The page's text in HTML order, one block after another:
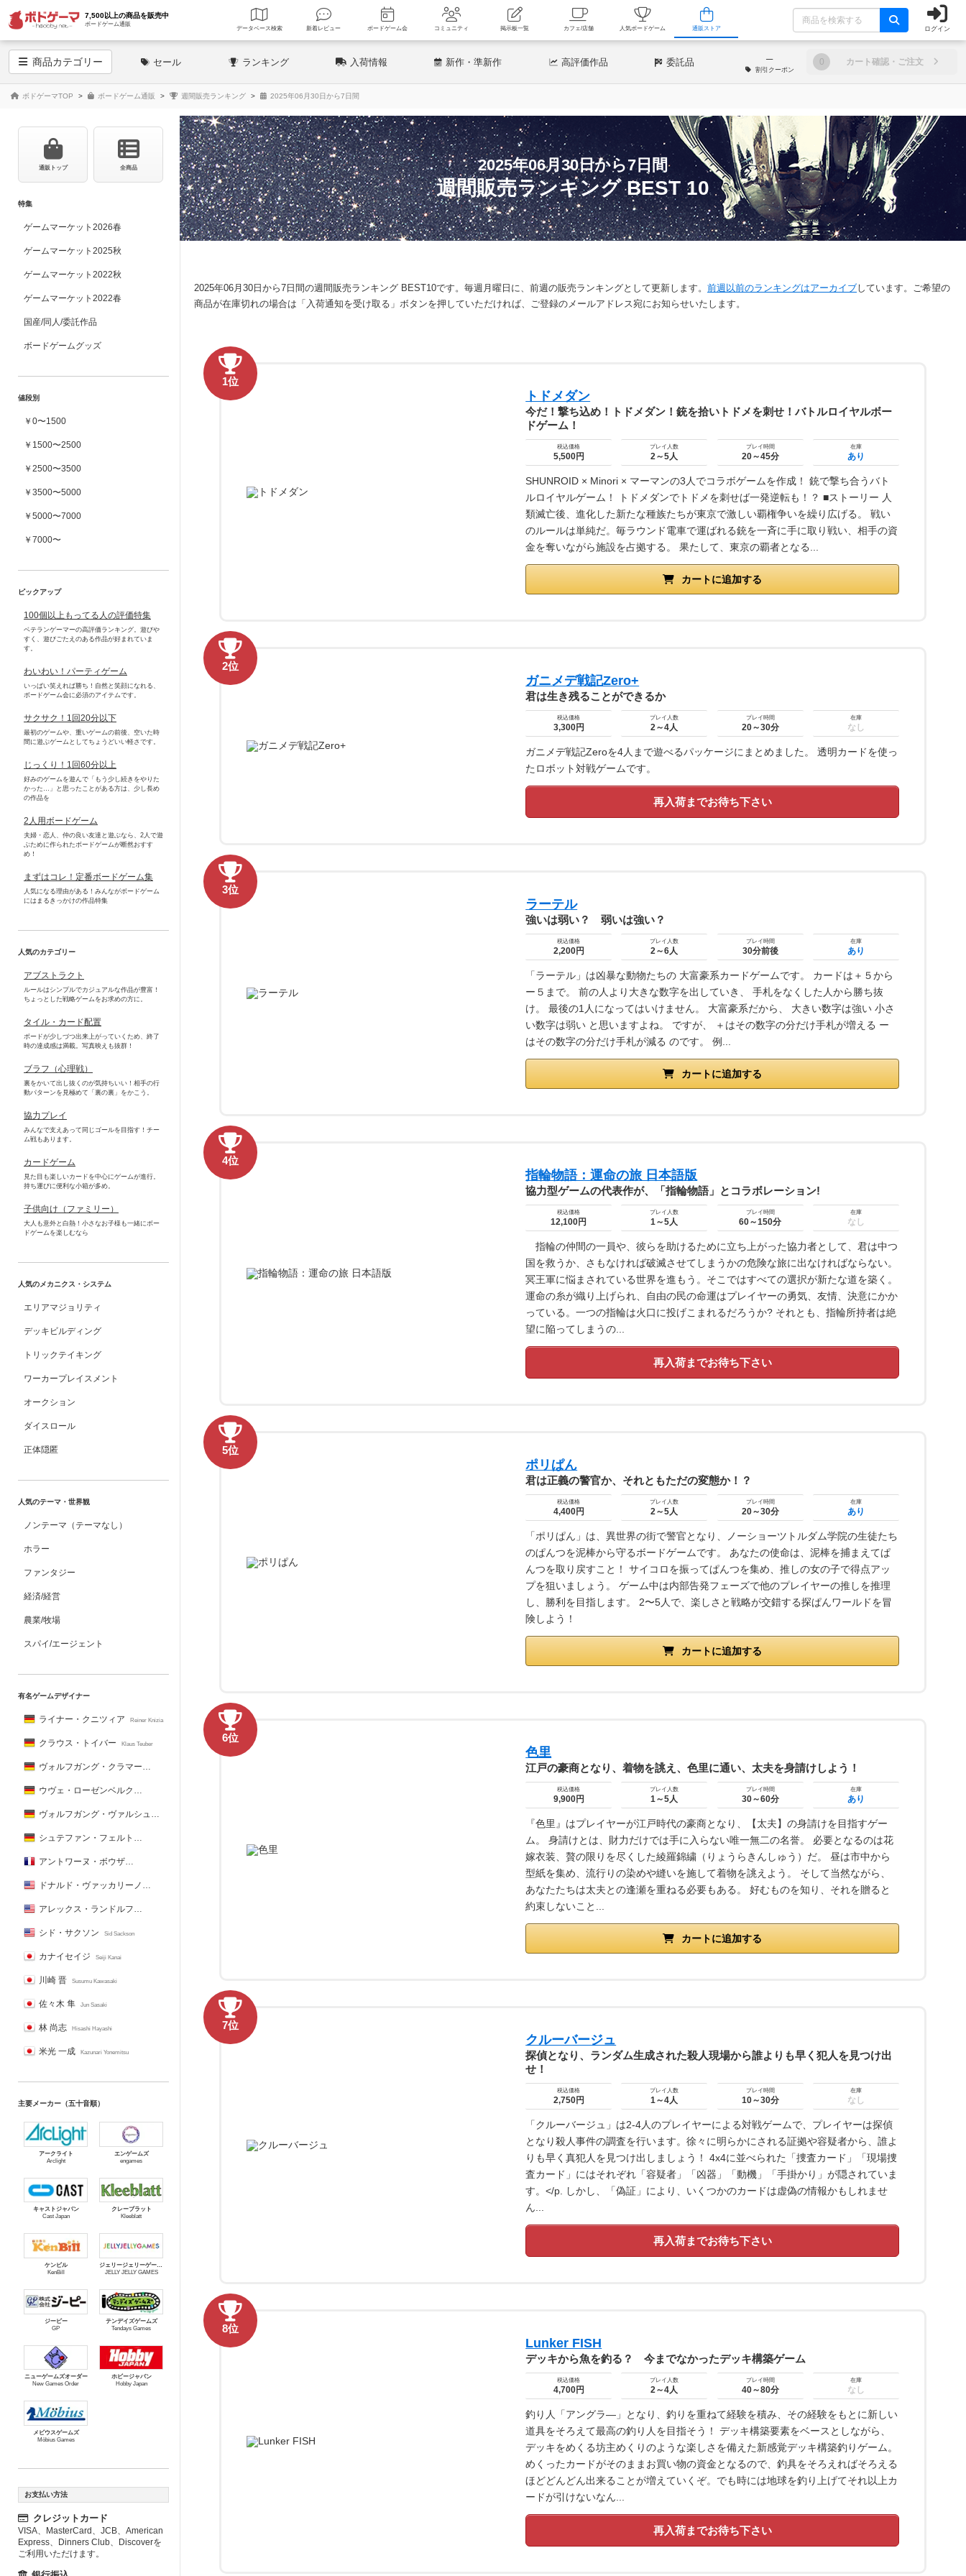
7,500以上の商品を販売中
ボードゲーム通販
データベース 検索 新着レビュー ボードゲーム会 コミュニティ 掲示板一覧 カフェ/店舗 人気ボードゲーム 通販ストア ログイン
商品カテゴリー セール ランキング 入荷情報 新作 ・準新作 高評価作品 委託品 ─
割引 クーポン
0 カート確認・ご注文
ボドゲーマTOP ボードゲーム通販 週間販売ランキング 2025年06月30日から7日間
2025年06月30日から7日間
週間販売ランキング BEST 10
2025年06月30日から7日間の週間販売ランキング BEST10です。毎週月曜日に、前週の販売ランキングとして更新します。 前週以前のランキングはアーカイブしています。ご希望の
商品が在庫切れの場合は「入荷通知を受け取る」ボタンを押していただければ、ご登録のメールアドレス宛にお知らせいたします。
1位
トドメダン
今だ！撃ち込め！トドメダン！銃を拾いトドメを刺せ！バトルロイヤルボー
ドゲーム！
税込価格
5,500円
プレイ人数
2～5人
プレイ時間
20～45分
在庫
あり
SHUNROID × Minori × マーマンの3人でコラボゲームを作成！ 銃で撃ち合うバト
ルロイヤルゲーム！ トドメダンでトドメを刺せば一発逆転も！？ ■ストーリー 人
類滅亡後、進化した新たな種族たちが東京で激しい覇権争いを繰り広げる。 戦い
のルールは単純だ。毎ラウンド電車で運ばれる銃を一斉に手に取り戦い、相手の資
金を奪いながら施設を占拠する。 果たして、東京の覇者となる...
カートに追加する
2位
ガニメデ戦記Zero+
君は生き残ることができるか
税込価格
3,300円
プレイ人数
2～4人
プレイ時間
20～30分
在庫
なし
ガニメデ戦記Zeroを4人まで遊べるパッケージにまとめました。 透明カードを使っ
たロボット対戦ゲームです。
再入荷までお待ち下さい
3位
ラーテル
強いは弱い？ 弱いは強い？
税込価格
2,200円
プレイ人数
2～6人
プレイ時間
30分前後
在庫
あり
「ラーテル」は凶暴な動物たちの 大富豪系カードゲームです。 カードは＋５から
ー５まで。 前の人より大きな数字を出していき、 手札をなくした人から勝ち抜
け。 最後の1人になってはいけません。 大富豪系だから、 大きい数字は強い 小さ
い数字は弱い と思いますよね。 ですが、 ＋はその数字の分だけ手札が増える ー
はその数字の分だけ手札が減る のです。 例...
カートに追加する
4位
指輪物語：運命の旅 日本語版
協力型ゲームの代表作が、「指輪物語」とコラボレーション!
税込価格
12,100円
プレイ人数
1～5人
プレイ時間
60～150分
在庫
なし
指輪の仲間の一員や、彼らを助けるために立ち上がった協力者として、君は中つ
国を救うか、さもなければ破滅させてしまうかの危険な旅に出なければならない。
冥王軍に悩まされている世界を進もう。そこではすべての選択が新たな道を築く。
運命の糸が織り上げられ、自由の民の命運はプレイヤーの勇気、友情、決意にかか
っている。一つの指輪は火口に投げこまれるだろうか? それとも、指輪所持者は絶
望に陥ってしまうの...
再入荷までお待ち下さい
5位
ポリぱん
君は正義の警官か、それともただの変態か！？
税込価格
4,400円
プレイ人数
2～5人
プレイ時間
20～30分
在庫
あり
「ポリぱん」は、異世界の街で警官となり、ノーショーツトルダム学院の生徒たち
のぱんつを泥棒から守るボードゲームです。 あなたの使命は、泥棒を捕まえてぱ
んつを取り戻すこと！ サイコロを振ってぱんつを集め、推しの女の子で得点アッ
プを狙いましょう。 ゲーム中は内部告発フェーズで他のプレイヤーの推しを推理
し、勝利を目指します。 2〜5人で、楽しさと戦略が交錯する探ぱんワールドを冒
険しよう！
カートに追加する
6位
色里
江戸の豪商となり、着物を誂え、色里に通い、太夫を身請けしよう！
税込価格
9,900円
プレイ人数
1～5人
プレイ時間
30～60分
在庫
あり
『色里』はプレイヤーが江戸時代の豪商となり、【太夫】の身請けを目指すゲー
ム。 身請けとは、財力だけでは手に入らない唯一無二の名誉。 必要となるのは花
嫁衣装、贅の限りを尽くした綾羅錦繍（りょうらきんしゅう）だ。 昼は市中から
型紙を集め、流行りの染めや縫いを施して着物を誂えよう。 そして当然ながら、
あなたたちは太夫との逢瀬を重ねる必要もある。 好むものを知り、それを贈ると
約束しないこと...
カートに追加する
7位
クルーバージュ
探偵となり、ランダム生成された殺人現場から誰よりも早く犯人を見つけ出
せ！
税込価格
2,750円
プレイ人数
1～4人
プレイ時間
10～30分
在庫
なし
「クルーバージュ」は2-4人のプレイヤーによる対戦ゲームで、プレイヤーは探偵
となり殺人事件の調査を行います。徐々に明らかにされる証拠や容疑者から、誰よ
りも早く真犯人を見つけ出しましょう！ 4x4に並べられた「捜査カード」「現場捜
査カード」にはそれぞれ「容疑者」「凶器」「動機」「手掛かり」が隠されていま
す。</p. しかし、「偽証」により、いくつかのカードは虚偽の情報かもしれませ
ん...
再入荷までお待ち下さい
8位
Lunker FISH
デッキから魚を釣る？ 今までなかったデッキ構築ゲーム
税込価格
4,700円
プレイ人数
2～4人
プレイ時間
40～80分
在庫
なし
釣り人「アングラ―」となり、釣りを重ねて経験を積み、その経験をもとに新しい
道具をそろえて最高の釣り人を目指そう！ デッキ構築要素をベースとしながら、
デッキをめくる坊主めくりのような楽しさを備えた新感覚デッキ構築釣りゲーム。
めくったカードがそのままお買い物の資金となるので、釣具をそろえればそろえる
ほどどんどん出来ることが増えていくぞ。でも時には地球を釣り上げてそれ以上カ
ードが引けないなん...
再入荷までお待ち下さい
通販トップ 全商品
特集
ゲームマーケット2026春
ゲームマーケット2025秋
ゲームマーケット2022秋
ゲームマーケット2022春
国産/同人/委託作品
ボードゲームグッズ
値段別
￥0〜1500
￥1500〜2500
￥2500〜3500
￥3500〜5000
￥5000〜7000
￥7000〜
ピックアップ
100個以上もってる人の評価特集
ベテランゲーマーの高評価ランキング。遊びや
すく、遊びごたえのある作品が好まれていま
す。
わいわい！パーティゲーム
いっぱい笑えれば勝ち！自然と笑顔になれる、
ボードゲーム会に必須のアイテムです。
サクサク！1回20分以下
最初のゲームや、重いゲームの前後、空いた時
間に遊ぶゲームとしてちょうどいい軽さです。
じっくり！1回60分以上
好みのゲームを遊んで「もう少し続きをやりた
かった…」と思ったことがある方は、少し長め
の作品を
2人用ボードゲーム
夫婦・恋人、仲の良い友達と遊ぶなら、2人で遊
ぶために作られたボードゲームが断然おすす
め！
まずはコレ！定番ボードゲーム集
人気になる理由がある！みんながボードゲーム
にはまるきっかけの作品特集
人気のカテゴリー
アブストラクト
ルールはシンプルでカジュアルな作品が豊富！
ちょっとした戦略ゲームをお求めの方に。
タイル・カード配置
ボードが少しづつ出来上がっていくため、終了
時の達成感は満載。写真映えも抜群！
ブラフ（心理戦）
裏をかいて出し抜くのが気持ちいい！相手の行
動パターンを見極めて「裏の裏」をかこう。
協力プレイ
みんなで支えあって同じゴールを目指す！チー
ム戦もあります。
カードゲーム
見た目も楽しいカードを中心にゲームが進行。
持ち運びに便利な小箱が多め。
子供向け（ファミリー）
大人も意外と白熱！小さなお子様も一緒にボー
ドゲームを楽しむなら
人気のメカニクス・システム
エリアマジョリティ
デッキビルディング
トリックテイキング
ワーカープレイスメント
オークション
ダイスロール
正体隠匿
人気のテーマ・世界観
ノンテーマ（テーマなし）
ホラー
ファンタジー
経済/経営
農業/牧場
スパイ/エージェント
有名ゲームデザイナー
ライナー・クニツィア Reiner Knizia
クラウス・トイバー Klaus Teuber
ヴォルフガング・クラマー Wolfgang Kramer
ウヴェ・ローゼンベルク Uwe Rosenberg
ヴォルフガング・ヴァルシュ Wolfgang Warsch
シュテファン・フェルト Stefan Feld
アントワーヌ・ボウザ Antoine Bauza
ドナルド・ヴァッカリーノ Donald X. Vaccarino
アレックス・ランドルフ Alex Randolph
シド・サクソン Sid Sackson
カナイセイジ Seiji Kanai
川崎 晋 Susumu Kawasaki
佐々木 隼 Jun Sasaki
林 尚志 Hisashi Hayashi
米光 一成 Kazunari Yonemitsu
主要メーカー（五十音順）
アークライト
Arclight
エンゲームズ
engames
キャストジャパン
Cast Japan
クレーブラット
Kleeblatt
ケンビル
KenBill
ジェリージェリーゲームズ
JELLY JELLY GAMES
ジーピー
GP
テンデイズゲームズ
Tendays Games
ニューゲームズオーダー
New Games Order
ホビージャパン
Hobby Japan
メビウスゲームズ
Möbius Games
お支払い方法
クレジットカード
VISA、MasterCard、JCB、American
Express、Dinners Club、Discoverを
ご利用いただけます。